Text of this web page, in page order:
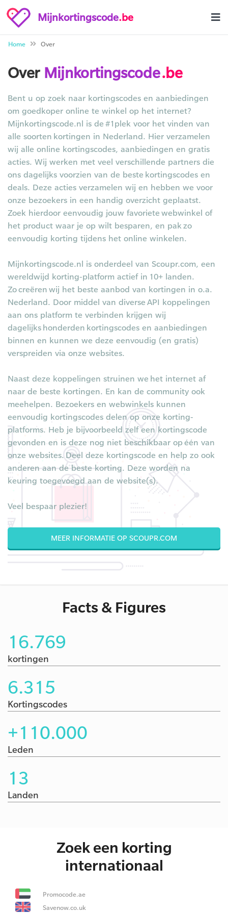
Mijnkortingscode.be
Home Over
Over Mijnkortingscode.be
Bent u op zoek naar kortingscodes en aanbiedingen
om goedkoper online te winkel op het internet?
Mijnkortingscode.nl is de #1plek voor het vinden van
alle soorten kortingen in Nederland. Hier verzamelen
wij alle online kortingscodes, aanbiedingen en gratis
acties. Wij werken met veel verschillende partners die
ons dagelijks voorzien van de beste kortingscodes en
deals. Deze acties verzamelen wij en hebben we voor
onze bezoekers in een handig overzicht geplaatst.
Zoek hierdoor eenvoudig jouw favoriete webwinkel of
het product waar je op wilt besparen, en pak zo
eenvoudig korting tijdens het online winkelen.
Mijnkortingscode.nl is onderdeel van Scoupr.com, een
wereldwijd korting-platform actief in 10+ landen.
Zo creëren wij het beste aanbod van kortingen in o.a.
Nederland. Door middel van diverse API koppelingen
aan ons platform te verbinden krijgen wij
dagelijks honderden kortingscodes en aanbiedingen
binnen en kunnen we deze eenvoudig (en gratis)
verspreiden via onze websites.
Naast deze koppelingen struinen we het internet af
naar de beste kortingen. En kan de community ook
meehelpen. Bezoekers en webwinkels kunnen
eenvoudig kortingscodes delen op onze korting-
platforms. Heb je bijvoorbeeld zelf een kortingscode
gevonden en is deze nog niet beschikbaar opéén van
onze websites. Deel deze kortingscode en help zo ook
anderen aan de beste korting. Deze worden na
keuring toegevoegd aan de website(s).
Veel bespaar plezier!
MEER INFORMATIE OP SCOUPR.COM
Facts & Figures
16.769
kortingen
6.315
Kortingscodes
+110.000
Leden
13
Landen
Zoek een korting
internationaal
Promocode.ae
Savenow.co.uk